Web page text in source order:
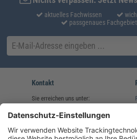
aktuelles Fachwissen
passgenaues
Kontakt
Sie erreichen uns unter:
(08233) 38 11 23
service@forum-verlag.com